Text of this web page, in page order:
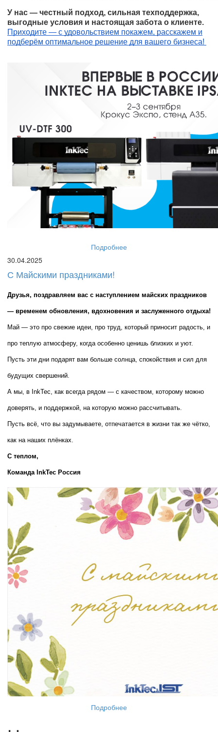
У нас — честный подход, сильная техподдержка,
выгодные условия и настоящая забота о клиенте.
Приходите — с удовольствием покажем, расскажем и
подберём оптимальное решение для вашего бизнеса!
Подробнее
30.04.2025
С Майскими праздниками!
Друзья, поздравляем вас с наступлением майских праздников
— временем обновления, вдохновения и заслуженного отдыха!
Май — это про свежие идеи, про труд, который приносит радость, и
про теплую атмосферу, когда особенно ценишь близких и уют.
Пусть эти дни подарят вам больше солнца, спокойствия и сил для
будущих свершений.
А мы, в InkTec, как всегда рядом — с качеством, которому можно
доверять, и поддержкой, на которую можно рассчитывать.
Пусть всё, что вы задумываете, отпечатается в жизни так же чётко,
как на наших плёнках.
С теплом,
Команда InkTec Россия
Подробнее